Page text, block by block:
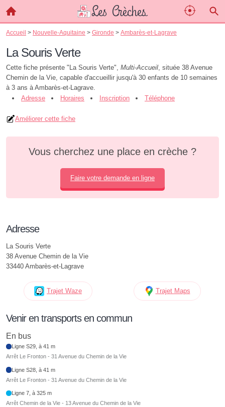
Accueil > Nouvelle-Aquitaine > Gironde > Ambarès-et-Lagrave
La Souris Verte
Cette fiche présente "La Souris Verte", Multi-Accueil, située 38 Avenue
Chemin de la Vie, capable d'accueillir jusqu'à 30 enfants de 10 semaines
à 3 ans à Ambarès-et-Lagrave.
Adresse
Horaires Inscription Téléphone
Améliorer cette fiche
Vous cherchez une place en crèche ?
Faire votre demande en ligne
Adresse
La Souris Verte
38 Avenue Chemin de la Vie
33440 Ambarès-et-Lagrave
Trajet Waze Trajet Maps
Venir en transports en commun
En bus
Ligne S29, à 41 m
Arrêt Le Fronton - 31 Avenue du Chemin de la Vie
Ligne S28, à 41 m
Arrêt Le Fronton - 31 Avenue du Chemin de la Vie
Ligne 7, à 325 m
Arrêt Chemin de la Vie - 13 Avenue du Chemin de la Vie